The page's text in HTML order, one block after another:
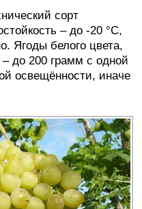
сорт
– до -20 °C,
Ягоды белого цвета,
до 200 грамм с одной
освещённости, иначе